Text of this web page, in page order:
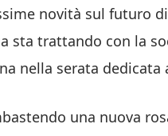
novità sul futuro di
sta trattando con la
nella serata
una nuova